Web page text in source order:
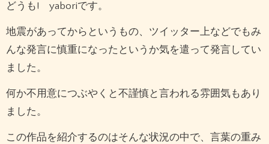
どうも! yaboriです。
地震があってからというもの、ツイッター上などでもみ
んな発言に慎重になったというか気を遣って発言してい
ました。
何か不用意につぶやくと不謹慎と言われる雰囲気もあり
ました。
この作品を紹介するのはそんな状況の中で、言葉の重み